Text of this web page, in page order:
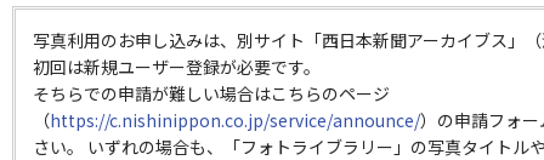
写真利用のお申し込みは、別サイト「西日本新聞アーカイブス」
初回は新規ユーザー登録が必要です。
そちらでの申請が難しい場合はこちらのページ
（https://c.nishinippon.co.jp/service/announce/）の申請フォ
さい。 いずれの場合も、「フォトライブラリー」の写真タイトル